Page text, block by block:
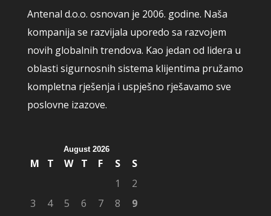
Antenal d.o.o. osnovan je 2006. godine. Naša
kompanija se razvijala uporedo sa razvojem
novih globalnih trendova. Kao jedan od lidera u
oblasti sigurnosnih sistema klijentima pružamo
kompletna rješenja i uspješno rješavamo sve
poslovne izazove.
August 2026
M T W T F S
S
1
2
3
4 5 6 7 8 9